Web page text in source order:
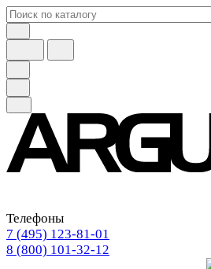
Телефоны
7 (495) 123-81-01
8 (800) 101-32-12